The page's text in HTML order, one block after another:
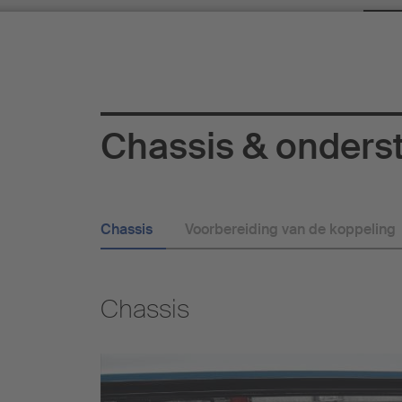
Chassis &
Chassis Voorbereiding van de koppeling
Chassis